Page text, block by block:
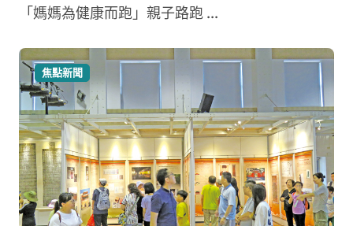
「媽媽為健康而跑」親子路跑 ...
焦點新聞